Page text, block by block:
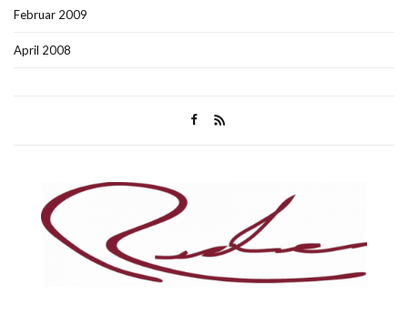
Februar 2009
April 2008